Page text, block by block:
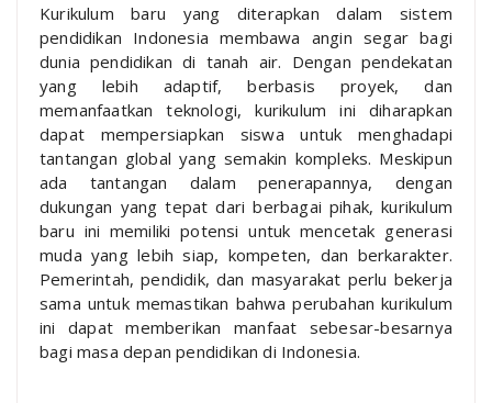
Kurikulum baru yang diterapkan dalam sistem
pendidikan Indonesia membawa angin segar bagi
dunia pendidikan di tanah air. Dengan pendekatan
yang lebih adaptif, berbasis proyek, dan
memanfaatkan teknologi, kurikulum ini diharapkan
dapat mempersiapkan siswa untuk menghadapi
tantangan global yang semakin kompleks. Meskipun
ada tantangan dalam penerapannya, dengan
dukungan yang tepat dari berbagai pihak, kurikulum
baru ini memiliki potensi untuk mencetak generasi
muda yang lebih siap, kompeten, dan berkarakter.
Pemerintah, pendidik, dan masyarakat perlu bekerja
sama untuk memastikan bahwa perubahan kurikulum
ini dapat memberikan manfaat sebesar-besarnya
bagi masa depan pendidikan di Indonesia.